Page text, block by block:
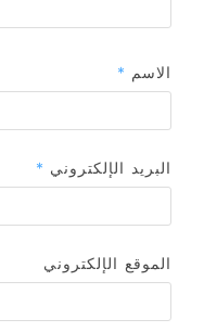
الاسم *
البريد الإلكتروني *
الموقع الإلكتروني